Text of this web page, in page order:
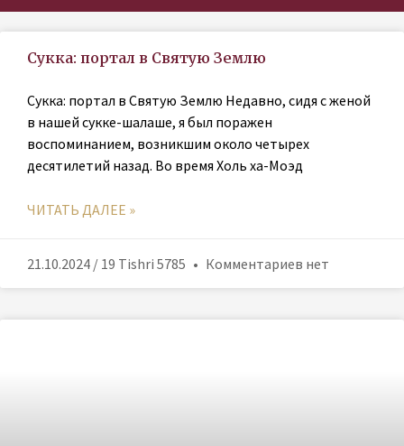
Сукка: портал в Святую Землю
Сукка: портал в Святую Землю Недавно, сидя с женой
в нашей сукке-шалаше, я был поражен
воспоминанием, возникшим около четырех
десятилетий назад. Во время Холь ха-Моэд
ЧИТАТЬ ДАЛЕЕ »
21.10.2024 / 19 Tishri 5785 Комментариев нет